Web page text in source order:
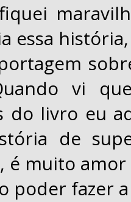
essa
vi
do livro eu
de
é muito
poder fazer